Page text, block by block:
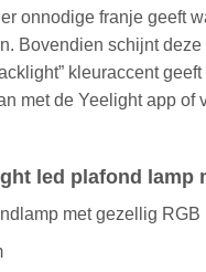
onnodige franje geeft
Bovendien schijnt
kleuraccent
met de Yeelight app
led plafond lamp
met gezellig RGB